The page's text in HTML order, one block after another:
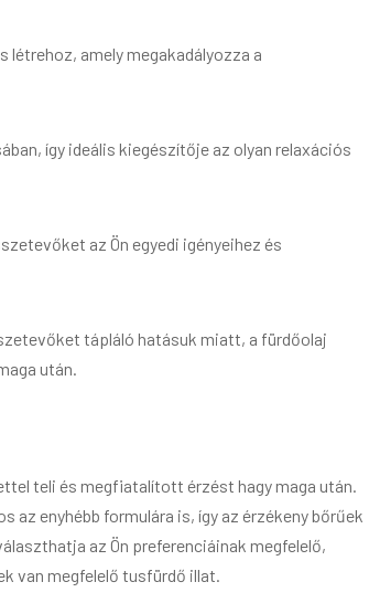
létrehoz, amely megakadályozza a
így ideális kiegészítője az olyan relaxációs
az Ön egyedi igényeihez és
tápláló hatásuk miatt, a fürdőolaj
után.
teli és megfiatalított érzést hagy maga után.
az enyhébb formulára is, így az érzékeny bőrűek
az Ön preferenciáinak megfelelő,
van megfelelő tusfürdő illat.